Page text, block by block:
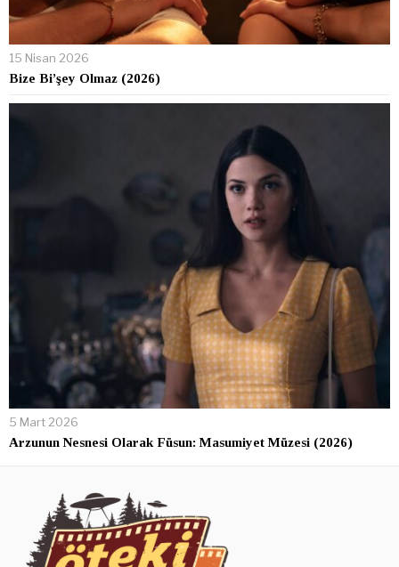
15 Nisan 2026
Bize Bi’şey Olmaz (2026)
5 Mart 2026
Arzunun Nesnesi Olarak Füsun: Masumiyet Müzesi (2026)